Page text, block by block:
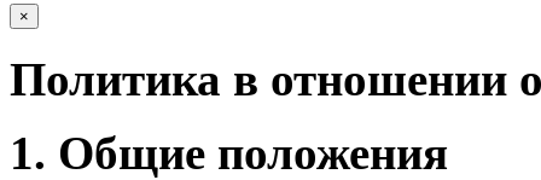
×
Политика в отношении
1. Общие положения